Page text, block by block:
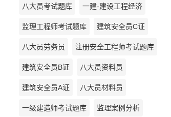
八大员考试题库 一建-建设工程经济
监理工程师考试题库 建筑安全员C证
八大员劳务员 注册安全工程师考试题库
建筑安全员B证 八大员资料员
建筑安全员A证 八大员材料员
一级建造师考试题库 监理案例分析